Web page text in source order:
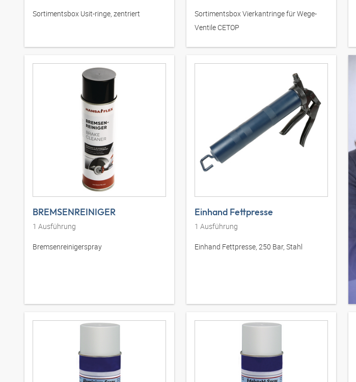
Sortimentsbox Usit-ringe, zentriert
Sortimentsbox Vierkantringe für Wege-
Ventile CETOP
BREMSENREINIGER
1 Ausführung
Bremsenreinigerspray
Einhand Fettpresse
1 Ausführung
Einhand Fettpresse, 250 Bar, Stahl